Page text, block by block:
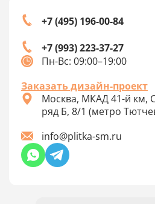
+7 (495) 196-00-84
+7 (993) 223-37-27
Пн-Вс: 09:00–19:00
Заказать дизайн-проект
Москва, МКАД 41-й км,
ряд Б, 8/1 (метро
info@plitka-sm.ru